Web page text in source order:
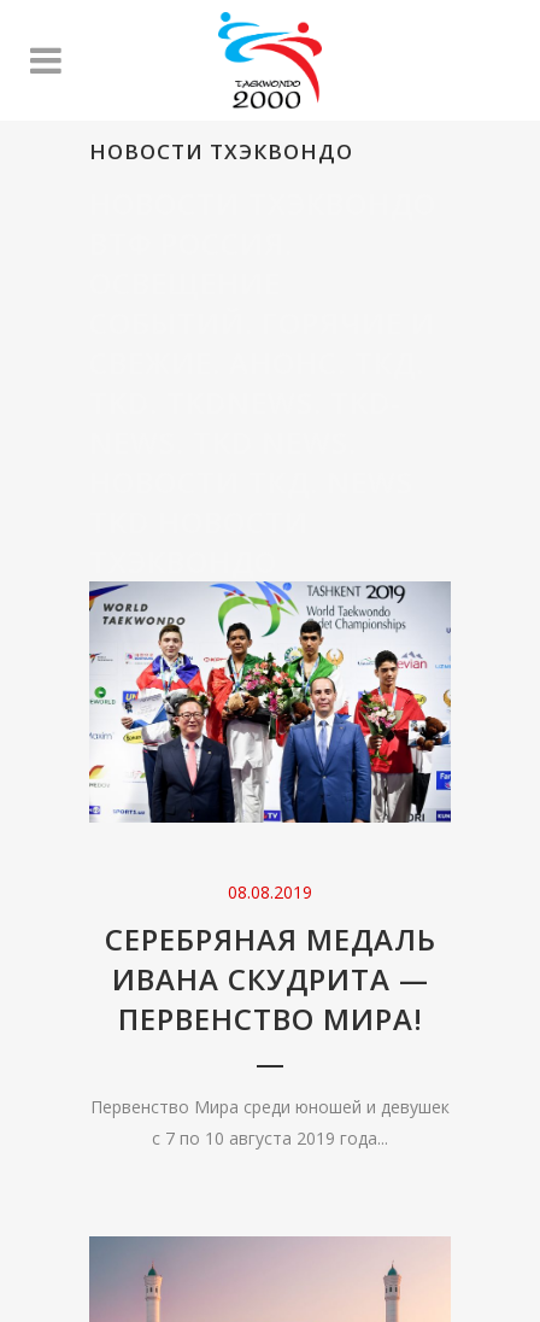
НОВОСТИ ТХЭКВОНДО
08.08.2019
СЕРЕБРЯНАЯ МЕДАЛЬ
ИВАНА СКУДРИТА —
ПЕРВЕНСТВО МИРА!
Первенство Мира среди юношей и девушек
с 7 по 10 августа 2019 года...